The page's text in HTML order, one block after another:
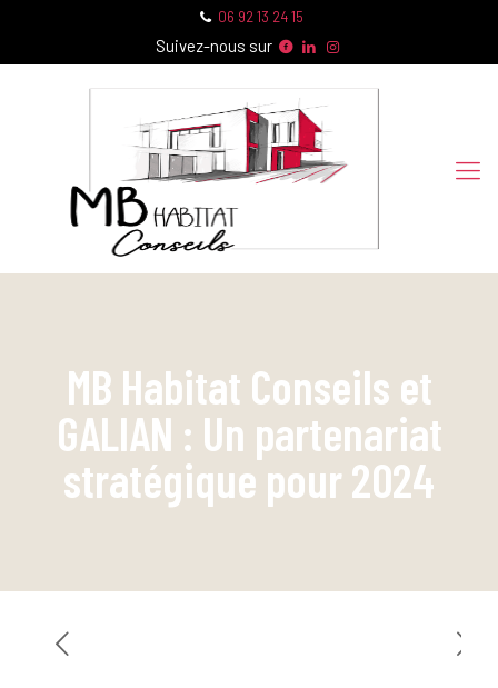
06 92 13 24 15
Suivez-nous sur
MB Habitat Conseils et
GALIAN : Un partenariat
stratégique pour 2024